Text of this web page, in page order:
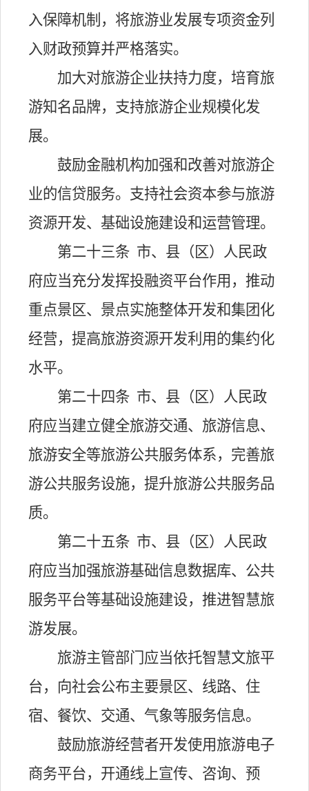
入保障机制，将旅游业发展专项资金列
入财政预算并严格落实。
加大对旅游企业扶持力度，培育旅
游知名品牌，支持旅游企业规模化发
展。
鼓励金融机构加强和改善对旅游企
业的信贷服务。支持社会资本参与旅游
资源开发、基础设施建设和运营管理。
第二十三条 市、县（区）人民政
府应当充分发挥投融资平台作用，推动
重点景区、景点实施整体开发和集团化
经营，提高旅游资源开发利用的集约化
水平。
第二十四条 市、县（区）人民政
府应当建立健全旅游交通、旅游信息、
旅游安全等旅游公共服务体系，完善旅
游公共服务设施，提升旅游公共服务品
质。
第二十五条 市、县（区）人民政
府应当加强旅游基础信息数据库、公共
服务平台等基础设施建设，推进智慧旅
游发展。
旅游主管部门应当依托智慧文旅平
台，向社会公布主要景区、线路、住
宿、餐饮、交通、气象等服务信息。
鼓励旅游经营者开发使用旅游电子
商务平台，开通线上宣传、咨询、预